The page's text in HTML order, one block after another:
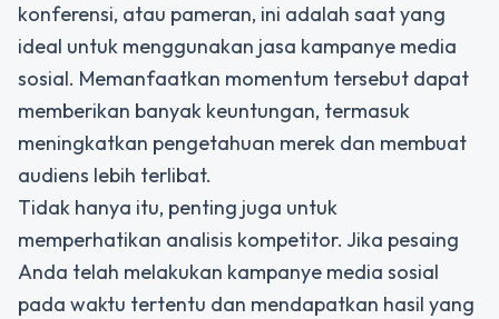
konferensi, atau pameran, ini adalah saat yang
ideal untuk menggunakan jasa kampanye media
sosial. Memanfaatkan momentum tersebut dapat
memberikan banyak keuntungan, termasuk
meningkatkan pengetahuan merek dan membuat
audiens lebih terlibat.
Tidak hanya itu, penting juga untuk
memperhatikan analisis kompetitor. Jika pesaing
Anda telah melakukan kampanye media sosial
pada waktu tertentu dan mendapatkan hasil yang